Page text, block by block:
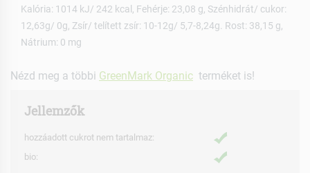
Kalória: 1014 kJ/ 242 kcal, Fehérje: 23,08 g, Szénhidrát/ cukor:
12,63g/ 0g, Zsír/ telített zsír: 10-12g/ 5,7-8,24g. Rost: 38,15 g,
Nátrium: 0 mg
Nézd meg a többi GreenMark Organic terméket is!
Jellemzők
hozzáadott cukrot nem tartalmaz:
bio: